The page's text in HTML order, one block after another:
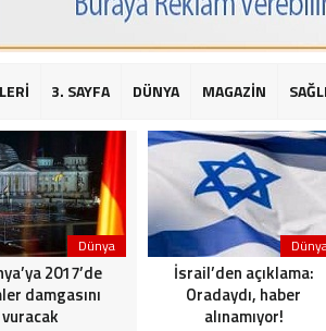
için yardım kermesi
2016 yılı değerlendirmesi
Sarıyer Çayırbaşı Cezayirli Hasan
Bahçeli’den Reina’ya düzenlenen terör
3. SAYFA DÜNYA MAGAZİN
Dünya
2017’de
damgasını
vuracak
İsrail’den açıklama:
Oradaydı, haber
alınamıyor!